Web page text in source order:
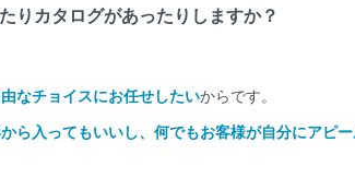
りカタログがあったりしますか？
なチョイスにお任せしたいからです。
ら入ってもいいし、何でもお客様が自分にアピ